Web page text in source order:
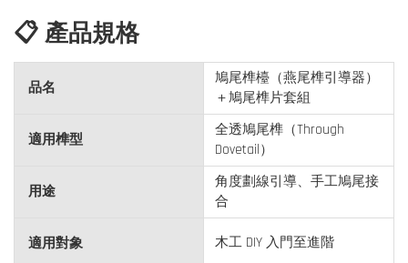
📋 產品規格
品名
鳩尾榫檯（燕尾榫引導器）
＋鳩尾榫片套組
適用榫型
全透鳩尾榫（Through
Dovetail）
用途
角度劃線引導、手工鳩尾接
合
適用對象 木工 DIY 入門至進階